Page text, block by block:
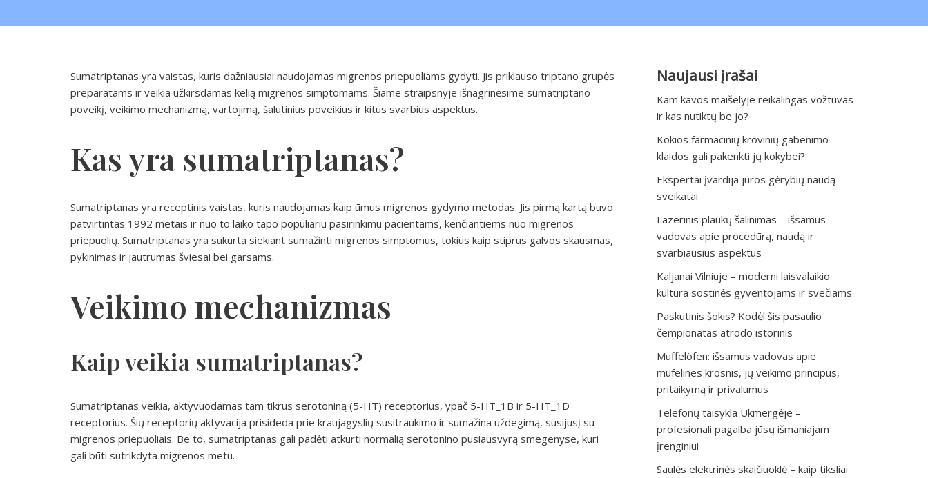
Sumatriptanas yra vaistas, kuris dažniausiai naudojamas migrenos priepuoliams gydyti. Jis priklauso triptano grupės
preparatams ir veikia užkirsdamas kelią migrenos simptomams. Šiame straipsnyje išnagrinėsime sumatriptano
poveikį, veikimo mechanizmą, vartojimą, šalutinius poveikius ir kitus svarbius aspektus.
Kas yra sumatriptanas?
Sumatriptanas yra receptinis vaistas, kuris naudojamas kaip ūmus migrenos gydymo metodas. Jis pirmą kartą buvo
patvirtintas 1992 metais ir nuo to laiko tapo populiariu pasirinkimu pacientams, kenčiantiems nuo migrenos
priepuolių. Sumatriptanas yra sukurta siekiant sumažinti migrenos simptomus, tokius kaip stiprus galvos skausmas,
pykinimas ir jautrumas šviesai bei garsams.
Veikimo mechanizmas
Kaip veikia sumatriptanas?
Sumatriptanas veikia, aktyvuodamas tam tikrus serotoniną (5-HT) receptorius, ypač 5-HT_1B ir 5-HT_1D
receptorius. Šių receptorių aktyvacija prisideda prie kraujagyslių susitraukimo ir sumažina uždegimą, susijusį su
migrenos priepuoliais. Be to, sumatriptanas gali padėti atkurti normalią serotonino pusiausvyrą smegenyse, kuri
gali būti sutrikdyta migrenos metu.
Naujausi įrašai
Kam kavos maišelyje reikalingas vožtuvas
ir kas nutiktų be jo?
Kokios farmacinių krovinių gabenimo
klaidos gali pakenkti jų kokybei?
Ekspertai įvardija jūros gėrybių naudą
sveikatai
Lazerinis plaukų šalinimas – išsamus
vadovas apie procedūrą, naudą ir
svarbiausius aspektus
Kaljanai Vilniuje – moderni laisvalaikio
kultūra sostinės gyventojams ir svečiams
Paskutinis šokis? Kodėl šis pasaulio
čempionatas atrodo istorinis
Muffelöfen: išsamus vadovas apie
mufelines krosnis, jų veikimo principus,
pritaikymą ir privalumus
Telefonų taisykla Ukmergėje –
profesionali pagalba jūsų išmaniajam
įrenginiui
Saulės elektrinės skaičiuoklė – kaip tiksliai